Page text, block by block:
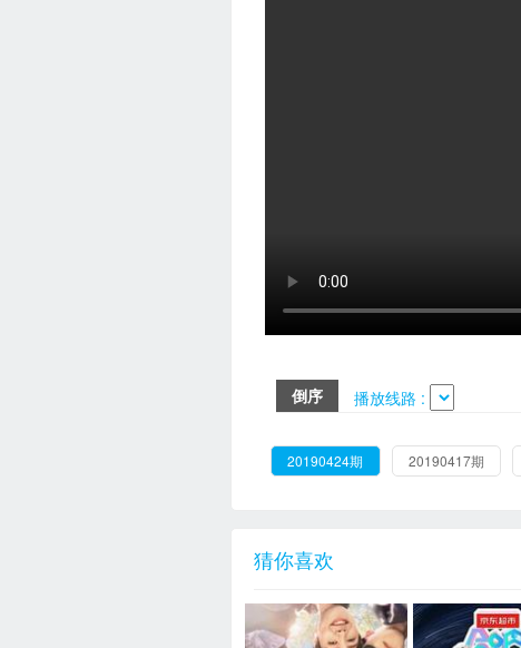
倒序
播放线路 :
20190424期 20190417期
猜你喜欢